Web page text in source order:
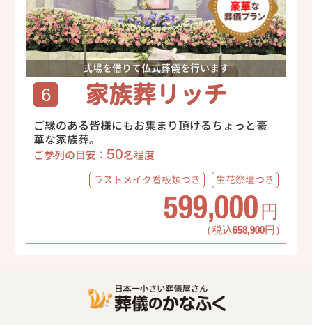
式場を借りて仏式葬儀を行います
6 家族葬リッチ
ご縁のある皆様にもお集まり頂けるちょっと豪
華な家族葬。
ご参列の目安： 50名程度
ラストメイク看板類つき 生花祭壇つき
599,000 円
（税込658,900円）